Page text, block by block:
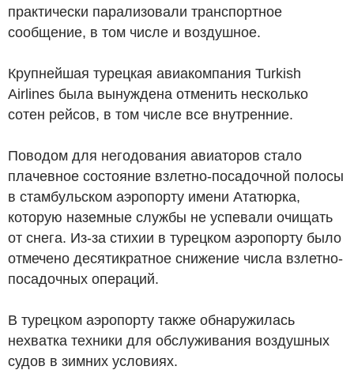
практически парализовали транспортное
сообщение, в том числе и воздушное.
Крупнейшая турецкая авиакомпания Turkish
Airlines была вынуждена отменить несколько
сотен рейсов, в том числе все внутренние.
Поводом для негодования авиаторов стало
плачевное состояние взлетно-посадочной полосы
в стамбульском аэропорту имени Ататюрка,
которую наземные службы не успевали очищать
от снега. Из-за стихии в турецком аэропорту было
отмечено десятикратное снижение числа взлетно-
посадочных операций.
В турецком аэропорту также обнаружилась
нехватка техники для обслуживания воздушных
судов в зимних условиях.